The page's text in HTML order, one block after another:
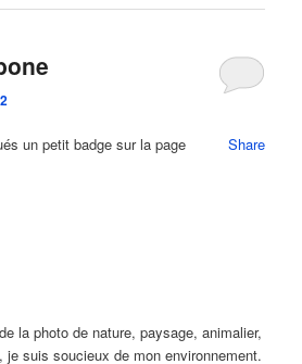
Share
un petit badge sur la page
la photo de nature, paysage, animalier,
je suis soucieux de mon environnement.